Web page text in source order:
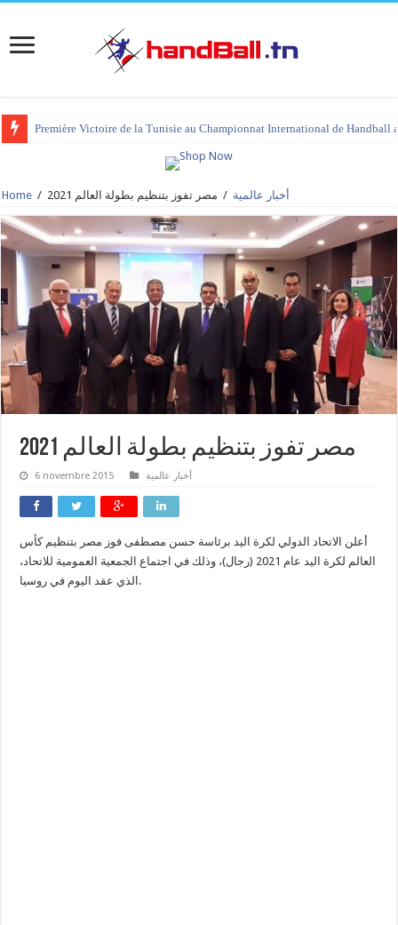
Première Victoire de la Tunisie au Championnat International de Handball
tournoi international Hammamet 2023 : programme et liste des joueurs
Home / أخبار عالمية / مصر تفوز بتنظيم بطولة العالم 2021
مصر تفوز بتنظيم بطولة العالم 2021
6 novembre 2015 أخبار عالمية
أعلن الاتحاد الدولي لكرة اليد برئاسة حسن مصطفى فوز مصر بتنظيم كأس
العالم لكرة اليد عام 2021 (رجال)، وذلك في اجتماع الجمعية العمومية للاتحاد،
الذي عقد اليوم في روسيا.